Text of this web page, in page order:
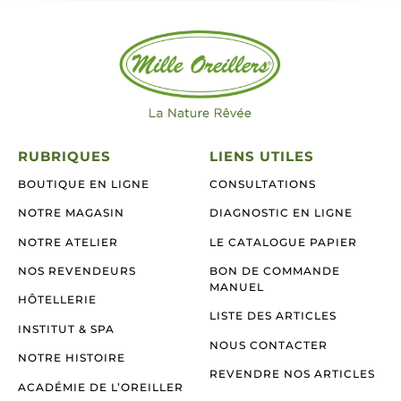
RUBRIQUES
BOUTIQUE EN LIGNE
NOTRE MAGASIN
NOTRE ATELIER
NOS REVENDEURS
HÔTELLERIE
INSTITUT & SPA
NOTRE HISTOIRE
ACADÉMIE DE L’OREILLER
LIENS UTILES
CONSULTATIONS
DIAGNOSTIC EN LIGNE
LE CATALOGUE PAPIER
BON DE COMMANDE
MANUEL
LISTE DES ARTICLES
NOUS CONTACTER
REVENDRE NOS ARTICLES